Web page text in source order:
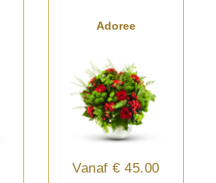
Adoree
Vanaf € 45.00